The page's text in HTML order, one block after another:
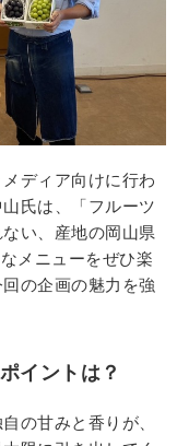
ディア向けに行わ
氏は、「フルーツ
い、産地の岡山県
メニューをぜひ楽
の企画の魅力を強
イントは？
の甘みと香りが、